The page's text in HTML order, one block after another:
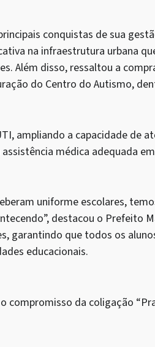
conquistas de sua
na infraestrutura urbana
Além disso, ressaltou a
do Centro do Autismo,
ampliando a capacidade de
médica adequada
uniforme escolares,
destacou o Prefeito
garantindo que todos os
educacionais.
compromisso da coligação